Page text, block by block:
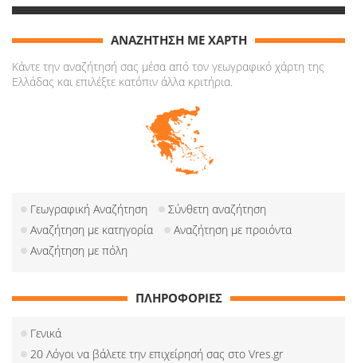
ΑΝΑΖΗΤΗΣΗ ΜΕ ΧΑΡΤΗ
Κάντε την αναζήτησή σας μέσα από τον γεωγραφικό χάρτη της
Ελλάδας και επιλέξτε κατόπιν άλλα κριτήρια.
Γεωγραφική Αναζήτηση
Σύνθετη αναζήτηση
Αναζήτηση με κατηγορία
Αναζήτηση με προιόντα
Αναζήτηση με πόλη
ΠΛΗΡΟΦΟΡΙΕΣ
Γενικά
20 Λόγοι να βάλετε την επιχείρησή σας στο Vres.gr